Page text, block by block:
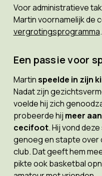
Voor administratieve
Martin voornamelijk de
vergrotingsprogramma.
Een passie voor
Martinspeelde in zijn
Nadat zijn
voelde hij zich
probeerde hij meer
cecifoot. Hij vond
genoeg en stapte over
club. Dat geeft hem
pikte ook basketbal